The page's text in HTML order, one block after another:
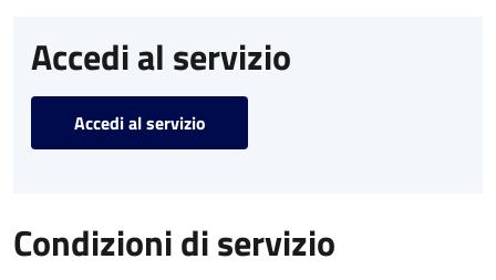
Accedi al servizio
Accedi al servizio
Condizioni di servizio